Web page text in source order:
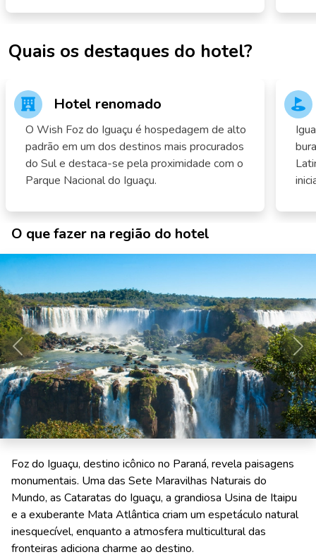
Quais os destaques do hotel?
Hotel renomado
O Wish Foz do Iguaçu é hospedagem de alto
padrão em um dos destinos mais procurados
do Sul e destaca-se pela proximidade com o
Parque Nacional do Iguaçu.
O que fazer na região do hotel
Anterior
Foz do Iguaçu, destino icônico no Paraná, revela paisagens
monumentais. Uma das Sete Maravilhas Naturais do
Mundo, as Cataratas do Iguaçu, a grandiosa Usina de Itaipu
e a exuberante Mata Atlântica criam um espetáculo natural
inesquecível, enquanto a atmosfera multicultural das
fronteiras adiciona charme ao destino.